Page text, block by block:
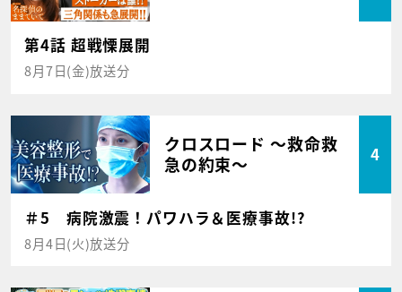
第4話 超戦慄展開
8月7日(金)放送分
クロスロード ～救命救
急の約束～
4
＃5 病院激震！パワハラ＆医療事故!?
8月4日(火)放送分